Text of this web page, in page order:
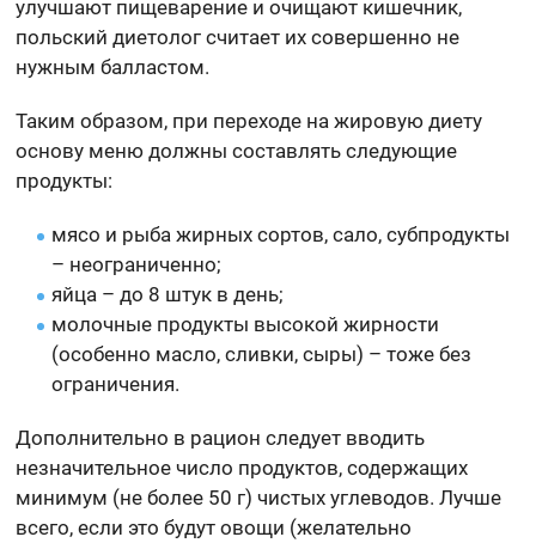
улучшают пищеварение и очищают кишечник,
польский диетолог считает их совершенно не
нужным балластом.
Таким образом, при переходе на жировую диету
основу меню должны составлять следующие
продукты:
мясо и рыба жирных сортов, сало, субпродукты
– неограниченно;
яйца – до 8 штук в день;
молочные продукты высокой жирности
(особенно масло, сливки, сыры) – тоже без
ограничения.
Дополнительно в рацион следует вводить
незначительное число продуктов, содержащих
минимум (не более 50 г) чистых углеводов. Лучше
всего, если это будут овощи (желательно